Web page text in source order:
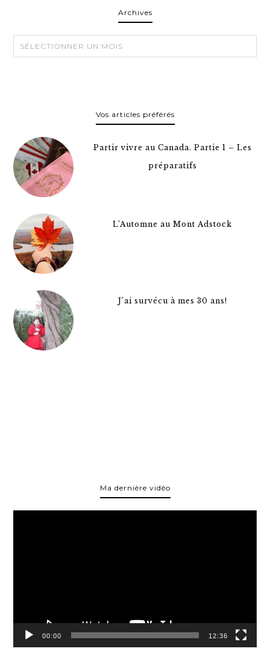
ArchivesArchives
Vos articles préférés
Partir vivre au Canada. Partie 1 – Les
préparatifs
L’Automne au Mont Adstock
J’ai survécu à mes 30 ans!
Ma dernière vidéo
00:00 12:36